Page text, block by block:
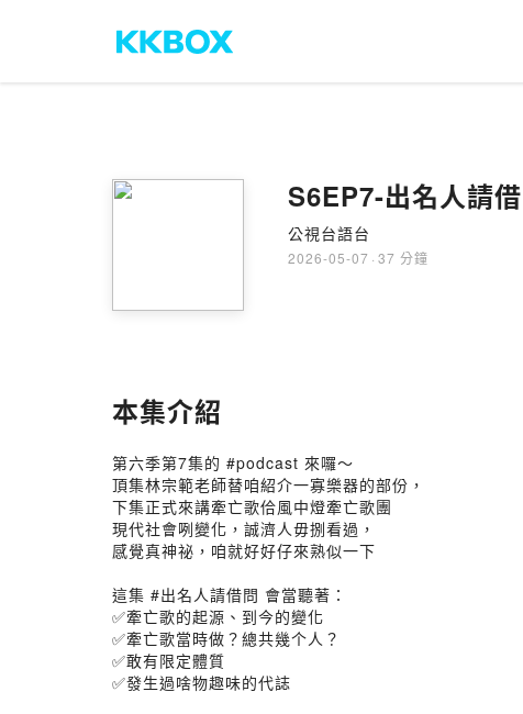
S6EP7-出名人請
公視台語台
2026-05-07 · 37 分鐘
本集介紹
第六季第7集的 #podcast 來囉～
頂集林宗範老師替咱紹介一寡樂器的部份，
下集正式來講牽亡歌佮風中燈牽亡歌團
現代社會咧變化，誠濟人毋捌看過，
感覺真神祕，咱就好好仔來熟似一下
這集 #出名人請借問 會當聽著：
✅牽亡歌的起源、到今的變化
✅牽亡歌當時做？總共幾个人？
✅敢有限定體質
✅發生過啥物趣味的代誌